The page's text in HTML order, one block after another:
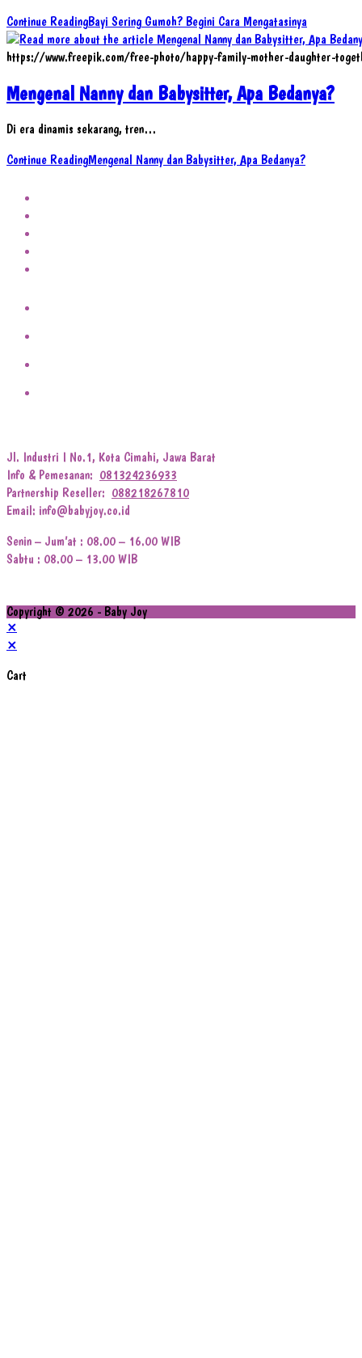
Continue ReadingBayi Sering Gumoh? Begini Cara Mengatasinya
https://www.freepik.com/free-photo/happy-family-mother-daughter-
Mengenal Nanny dan Babysitter, Apa Bedanya?
Di era dinamis sekarang, tren…
Continue ReadingMengenal Nanny dan Babysitter, Apa Bedanya?
Jl. Industri I No.1, Kota Cimahi, Jawa Barat
Info & Pemesanan: 081324236933
Partnership Reseller: 088218267810
Email: info@babyjoy.co.id
Senin – Jum’at : 08.00 – 16.00 WIB
Sabtu : 08.00 – 13.00 WIB
Copyright © 2026 - Baby Joy
×
×
Cart